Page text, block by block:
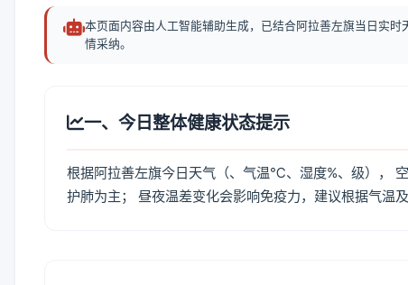
本页面内容由人工智能辅助生成，已结合阿拉善左旗当日实
情采纳。
一、今日整体健康状态提示
根据阿拉善左旗今日天气（、气温℃、湿度%、级），
护肺为主； 昼夜温差变化会影响免疫力，建议根据气温